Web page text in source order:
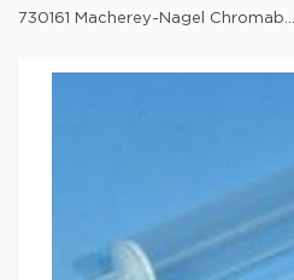
730161 Macherey-Nagel Chromab....